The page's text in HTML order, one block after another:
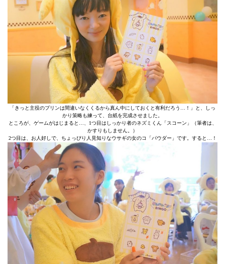
「きっと主役のプリンは間違いなくくるから真ん中にしておくと有利だろう…！」と、しっ
かり策略も練って、台紙を完成させました。
ところが、ゲームがはじまると…、1つ目はしっかり者のネズミくん「スコーン」（筆者は、
かすりもしません。）
2つ目は、お人好しで、ちょっぴり人見知りなウサギの女のコ「パウダー」です。すると…！